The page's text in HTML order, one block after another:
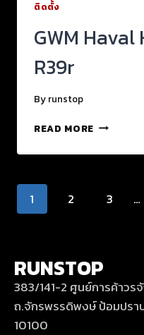
ติดตั้ง
GWM Haval
R39r
By runstop
READ MORE
1 2 3 …
RUNSTOP
383/141-2 ศูนย์การค้าวร
ถ.จักรพรรดิพงษ์ ป้อมปรา
10100